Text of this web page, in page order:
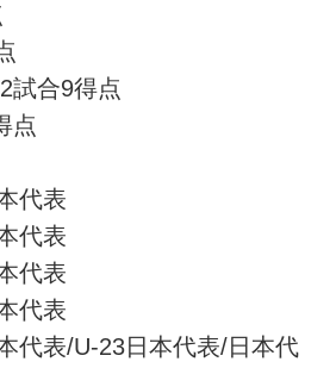
試合9得点
点
代表
代表
代表
代表
代表/U-23日本代表/日本代